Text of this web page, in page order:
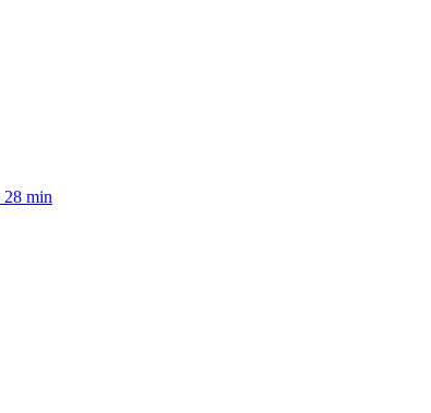
28 min